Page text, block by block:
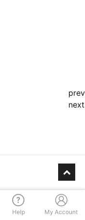
prev
next
Help My Account